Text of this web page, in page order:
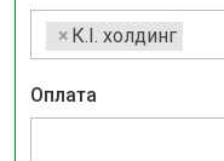
× К.І. холдинг
Оплата